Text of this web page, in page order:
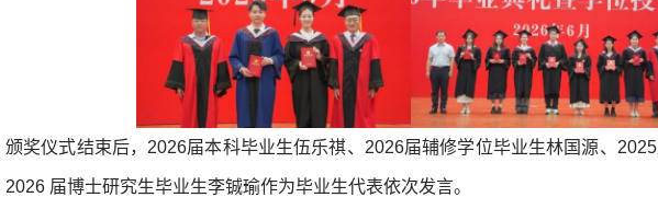
颁奖仪式结束后，2026届本科毕业生伍乐祺、2026届辅修学位毕业生林国源、
2026 届博士研究生毕业生李铖瑜作为毕业生代表依次发言。